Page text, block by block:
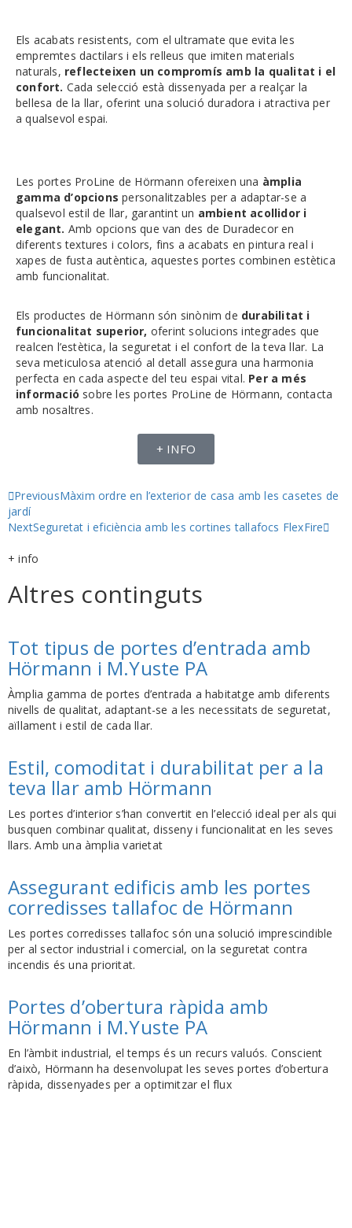
Els acabats resistents, com el ultramate que evita les
empremtes dactilars i els relleus que imiten materials
naturals, reflecteixen un compromís amb la qualitat i el
confort. Cada selecció està dissenyada per a realçar la
bellesa de la llar, oferint una solució duradora i atractiva per
a qualsevol espai.
Les portes ProLine de Hörmann ofereixen una àmplia
gamma d’opcions personalitzables per a adaptar-se a
qualsevol estil de llar, garantint un ambient acollidor i
elegant. Amb opcions que van des de Duradecor en
diferents textures i colors, fins a acabats en pintura real i
xapes de fusta autèntica, aquestes portes combinen estètica
amb funcionalitat.
Els productes de Hörmann són sinònim de durabilitat i
funcionalitat superior, oferint solucions integrades que
realcen l’estètica, la seguretat i el confort de la teva llar. La
seva meticulosa atenció al detall assegura una harmonia
perfecta en cada aspecte del teu espai vital. Per a més
informació sobre les portes ProLine de Hörmann, contacta
amb nosaltres.
+ INFO
PreviousMàxim ordre en l’exterior de casa amb les casetes de
jardí
NextSeguretat i eficiència amb les cortines tallafocs FlexFire
+ info
Altres continguts
Tot tipus de portes d’entrada amb
Hörmann i M.Yuste PA
Àmplia gamma de portes d’entrada a habitatge amb diferents
nivells de qualitat, adaptant-se a les necessitats de seguretat,
aïllament i estil de cada llar.
Estil, comoditat i durabilitat per a la
teva llar amb Hörmann
Les portes d’interior s’han convertit en l’elecció ideal per als qui
busquen combinar qualitat, disseny i funcionalitat en les seves
llars. Amb una àmplia varietat
Assegurant edificis amb les portes
corredisses tallafoc de Hörmann
Les portes corredisses tallafoc són una solució imprescindible
per al sector industrial i comercial, on la seguretat contra
incendis és una prioritat.
Portes d’obertura ràpida amb
Hörmann i M.Yuste PA
En l’àmbit industrial, el temps és un recurs valuós. Conscient
d’això, Hörmann ha desenvolupat les seves portes d’obertura
ràpida, dissenyades per a optimitzar el flux